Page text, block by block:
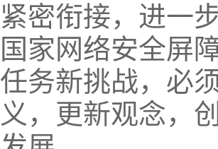
紧密衔接，进一
国家网络安全屏
任务新挑战，必
义，更新观念，